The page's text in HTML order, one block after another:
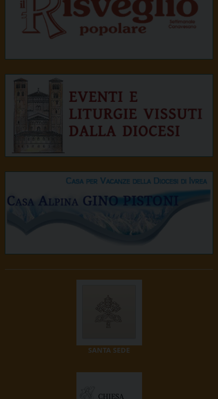
SANTA SEDE